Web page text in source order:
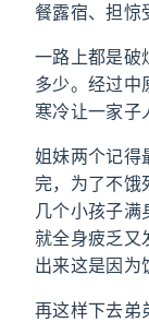
餐露宿、担惊
一路上都是破
多少。经过中
寒冷让一家子
姐妹两个记得
完，为了不饿
几个小孩子满
就全身疲乏又
出来这是因为
再这样下去弟